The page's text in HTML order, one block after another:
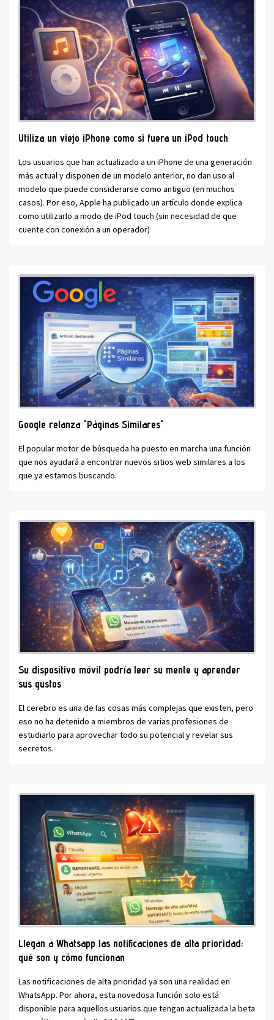
Utiliza un viejo iPhone como si fuera un iPod touch
Los usuarios que han actualizado a un iPhone de una generación
más actual y disponen de un modelo anterior, no dan uso al
modelo que puede considerarse como antiguo (en muchos
casos). Por eso, Apple ha publicado un artículo donde explica
como utilizarlo a modo de iPod touch (sin necesidad de que
cuente con conexión a un operador)
Google relanza "Páginas Similares"
El popular motor de búsqueda ha puesto en marcha una función
que nos ayudará a encontrar nuevos sitios web similares a los
que ya estamos buscando.
Su dispositivo móvil podría leer su mente y aprender
sus gustos
El cerebro es una de las cosas más complejas que existen, pero
eso no ha detenido a miembros de varias profesiones de
estudiarlo para aprovechar todo su potencial y revelar sus
secretos.
Llegan a Whatsapp las notificaciones de alta prioridad:
qué son y cómo funcionan
Las notificaciones de alta prioridad ya son una realidad en
WhatsApp. Por ahora, esta novedosa función solo está
disponible para aquellos usuarios que tengan actualizada la beta